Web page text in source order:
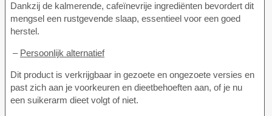
Dankzij de kalmerende, cafeïnevrije ingrediënten bevordert dit
mengsel een rustgevende slaap, essentieel voor een goed
herstel.
– Persoonlijk alternatief
Dit product is verkrijgbaar in gezoete en ongezoete versies en
past zich aan je voorkeuren en dieetbehoeften aan, of je nu
een suikerarm dieet volgt of niet.